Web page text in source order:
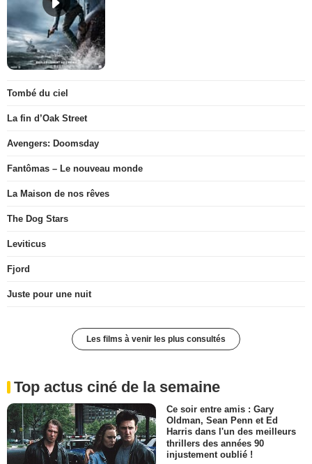
Tombé du ciel
La fin d’Oak Street
Avengers: Doomsday
Fantômas – Le nouveau monde
La Maison de nos rêves
The Dog Stars
Leviticus
Fjord
Juste pour une nuit
Les films à venir les plus consultés
Top actus ciné de la semaine
Ce soir entre amis : Gary
Oldman, Sean Penn et Ed
Harris dans l'un des meilleurs
thrillers des années 90
injustement oublié !